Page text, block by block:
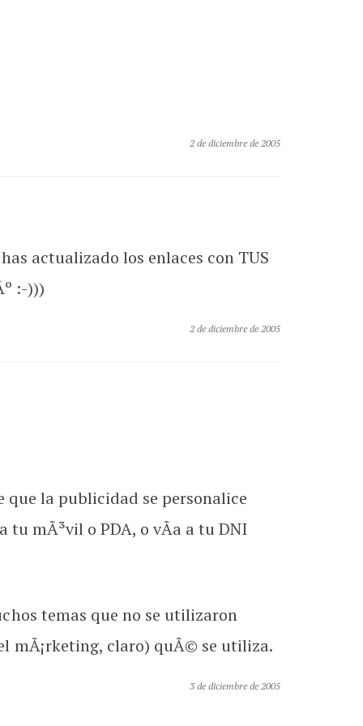
2 de diciembre de 2005
actualizado los enlaces con TUS
:-)))
2 de diciembre de 2005
que la publicidad se personalice
mÃ³vil o PDA, o vÃ­a a tu DNI
temas que no se utilizaron
mÃ¡rketing, claro) quÃ© se utiliza.
3 de diciembre de 2005